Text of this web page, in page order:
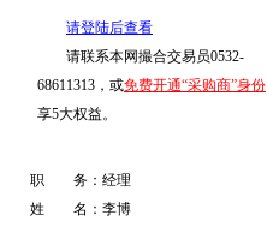
请登陆后查看
请联系本网撮合交易员0532-
68611313，或免费开通“采购商”身份
享5大权益。
职 务： 经理
姓 名： 李博